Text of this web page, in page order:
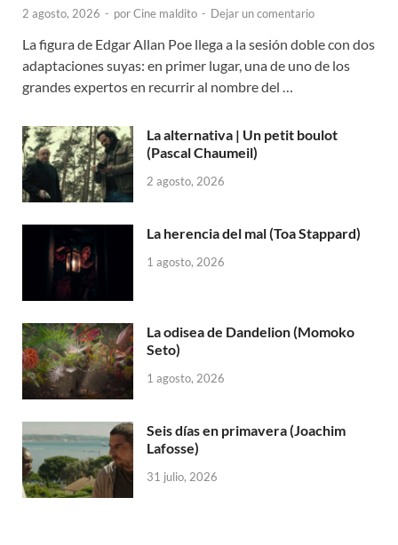
2 agosto, 2026 - porCine maldito - Dejar un comentario
La figura de Edgar Allan Poe llega a la sesión doble con dos
adaptaciones suyas: en primer lugar, una de uno de los
grandes expertos en recurrir al nombre del …
La alternativa | Un petit boulot
(Pascal Chaumeil)
2 agosto, 2026
La herencia del mal (Toa Stappard)
1 agosto, 2026
La odisea de Dandelion (Momoko
Seto)
1 agosto, 2026
Seis días en primavera (Joachim
Lafosse)
31 julio, 2026